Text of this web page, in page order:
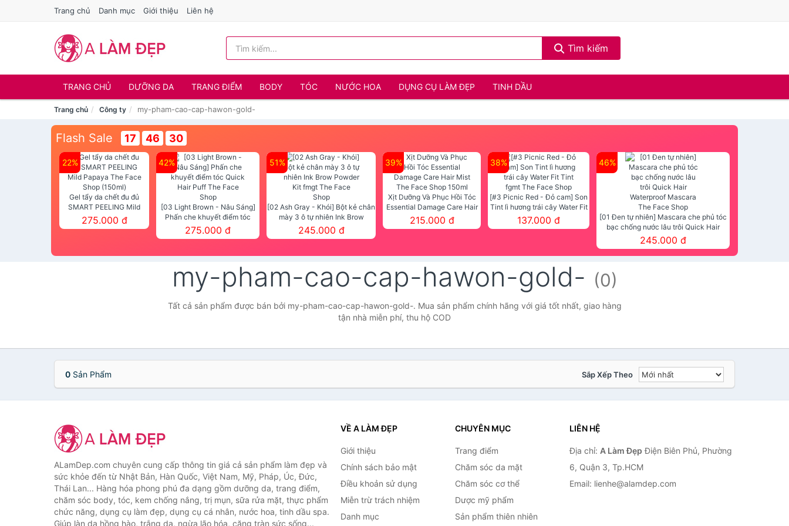
Trang chủ Danh mục Giới thiệu Liên hệ
Tìm kiếm
TRANG CHỦ DƯỠNG DA TRANG ĐIỂM BODY TÓC NƯỚC HOA DỤNG CỤ LÀM ĐẸP TINH DẦU
Trang chủ Công ty my-pham-cao-cap-hawon-gold-
Flash Sale 17 46 29
22%
Gel tẩy da chết đu đủ
SMART PEELING Mild
Papaya The Face Shop
(150ml)
275.000 đ
42%
[03 Light Brown - Nâu Sáng]
Phấn che khuyết điểm tóc
Quick Hair Puff The Face Shop
275.000 đ
51%
[02 Ash Gray - Khói] Bột kẻ chân
mày 3 ô tự nhiên Ink Brow
Powder Kit fmgt The Face Shop
245.000 đ
39%
Xịt Dưỡng Và Phục Hồi Tóc
Essential Damage Care Hair
Mist The Face Shop 150ml
215.000 đ
38%
[#3 Picnic Red - Đỏ cam] Son
Tint lì hương trái cây Water Fit
Tint fgmt The Face Shop
137.000 đ
46%
[01 Đen tự nhiên] Mascara che phủ tóc
bạc chống nước lâu trôi Quick Hair
Waterproof Mascara The Face Shop
245.000 đ
my-pham-cao-cap-hawon-gold- (0)
Tất cả sản phẩm được bán bởi my-pham-cao-cap-hawon-gold-. Mua sản phẩm chính hãng với giá tốt nhất, giao hàng
tận nhà miễn phí, thu hộ COD
0 Sản Phẩm Sắp Xếp Theo
ALamDep.com chuyên cung cấp thông tin giá cả sản phẩm làm đẹp và
sức khỏe đến từ Nhật Bản, Hàn Quốc, Việt Nam, Mỹ, Pháp, Úc, Đức,
Thái Lan... Hàng hóa phong phú đa dạng gồm dưỡng da, trang điểm,
chăm sóc body, tóc, kem chống nắng, trị mụn, sữa rửa mặt, thực phẩm
chức năng, dụng cụ làm đẹp, dụng cụ cá nhân, nước hoa, tinh dầu spa.
Giúp làn da hồng hào, trắng da, ngừa lão hóa, căng tràn sức sống...
VỀ A LÀM ĐẸP
Giới thiệu
Chính sách bảo mật
Điều khoản sử dụng
Miễn trừ trách nhiệm
Danh mục
CHUYÊN MỤC
Trang điểm
Chăm sóc da mặt
Chăm sóc cơ thể
Dược mỹ phẩm
Sản phẩm thiên nhiên
LIÊN HỆ
Địa chỉ: A Làm Đẹp Điện Biên Phủ, Phường
6, Quận 3, Tp.HCM
Email: lienhe@alamdep.com